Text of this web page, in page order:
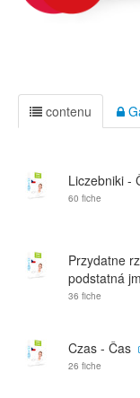
contenu
Liczebniki -
60 fiche
Przydatne
podstatná
36 fiche
Czas - Čas
26 fiche